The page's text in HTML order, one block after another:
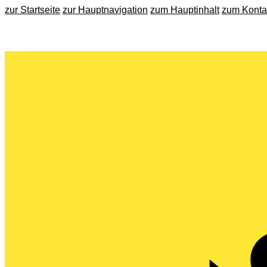
zur Startseite zur Hauptnavigation zum Hauptinhalt zum